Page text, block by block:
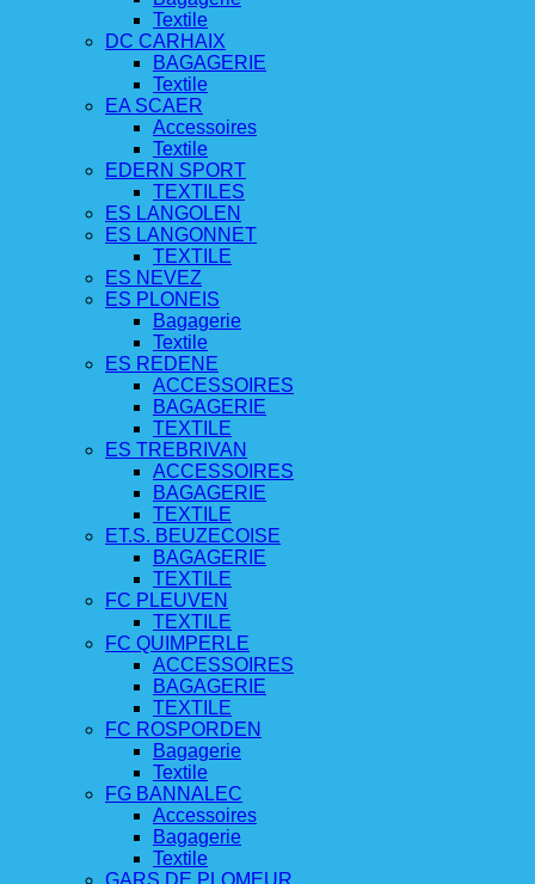
Textile
DC CARHAIX
BAGAGERIE
Textile
EA SCAER
Accessoires
Textile
EDERN SPORT
TEXTILES
ES LANGOLEN
ES LANGONNET
TEXTILE
ES NEVEZ
ES PLONEIS
Bagagerie
Textile
ES REDENE
ACCESSOIRES
BAGAGERIE
TEXTILE
ES TREBRIVAN
ACCESSOIRES
BAGAGERIE
TEXTILE
ET.S. BEUZECOISE
BAGAGERIE
TEXTILE
FC PLEUVEN
TEXTILE
FC QUIMPERLE
ACCESSOIRES
BAGAGERIE
TEXTILE
FC ROSPORDEN
Bagagerie
Textile
FG BANNALEC
Accessoires
Bagagerie
Textile
GARS DE PLOMEUR